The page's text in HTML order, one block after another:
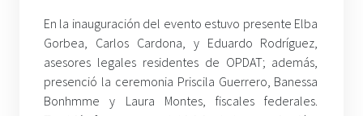
En la inauguración del evento estuvo presente Elba
Gorbea, Carlos Cardona, y Eduardo Rodríguez,
asesores legales residentes de OPDAT; además,
presenció la ceremonia Priscila Guerrero, Banessa
Bonhmme y Laura Montes, fiscales federales.